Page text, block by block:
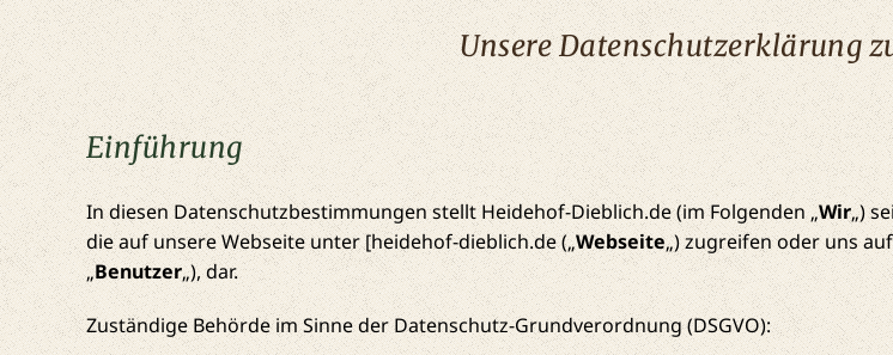
Unsere Datenschutzerklärung
Einführung
In diesen Datenschutzbestimmungen stellt Heidehof-Dieblich.de (im Folgenden „Wir„)
die auf unsere Webseite unter [heidehof-dieblich.de („Webseite„) zugreifen oder uns
„Benutzer„), dar.
Zuständige Behörde im Sinne der Datenschutz-Grundverordnung (DSGVO):